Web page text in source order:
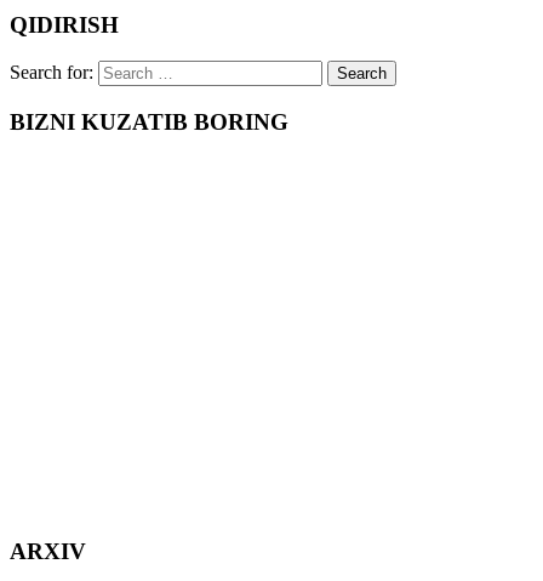
QIDIRISH
Search for:
BIZNI KUZATIB BORING
ARXIV